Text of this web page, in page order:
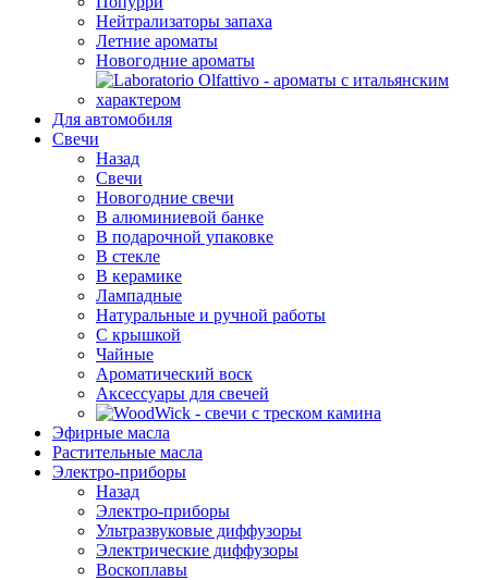
Нейтрализаторы запаха
Летние ароматы
Новогодние ароматы
Для автомобиля
Свечи
Назад
Свечи
Новогодние свечи
В алюминиевой банке
В подарочной упаковке
В стекле
В керамике
Лампадные
Натуральные и ручной работы
С крышкой
Чайные
Ароматический воск
Аксессуары для свечей
Эфирные масла
Растительные масла
Электро-приборы
Назад
Электро-приборы
Ультразвуковые диффузоры
Электрические диффузоры
Воскоплавы